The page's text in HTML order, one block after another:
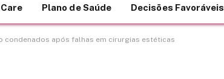
Plano de Saúde Decisões Favoráveis
condenados após falhas em cirurgias estéticas